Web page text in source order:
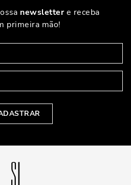
newslettere receba
primeira mão!